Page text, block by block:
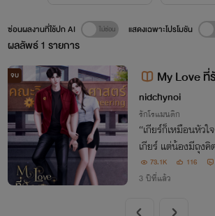
ผลลัพธ์1 รายการ
ซ่อนผลงานที่ใช้ปก AI แสดงเฉพาะโปรโมชัน
จบ
My Love ที่รัก
ook)
nidchynoi
รักโรแมนติก
“เกียร์ก็เหมือนหัว
เกียร์ แต่น้องมีถุงคิ
73.1K 116
3 ปีที่แล้ว